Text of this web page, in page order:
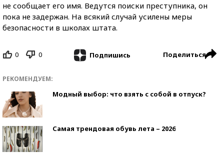
не сообщает его имя. Ведутся поиски преступника, он
пока не задержан. На всякий случай усилены меры
безопасности в школах штата.
0 0 Подпишись Поделиться
РЕКОМЕНДУЕМ:
Модный выбор: что взять с собой в отпуск?
Самая трендовая обувь лета – 2026